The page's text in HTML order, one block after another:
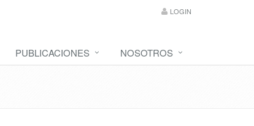
LOGIN
PUBLICACIONES NOSOTROS